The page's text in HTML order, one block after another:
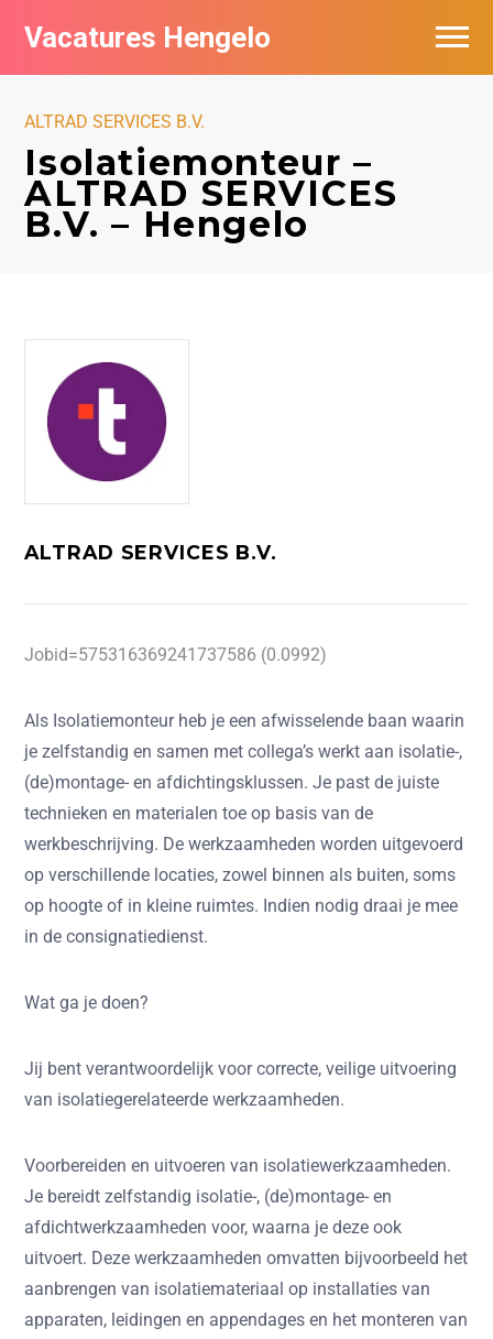
Vacatures Hengelo
ALTRAD SERVICES B.V.
Isolatiemonteur –
ALTRAD SERVICES
B.V. – Hengelo
ALTRAD SERVICES B.V.
Jobid=575316369241737586 (0.0992)
Als Isolatiemonteurheb je een afwisselende baan waarin
je zelfstandig en samen met collega’s werkt aan isolatie-,
(de)montage- en afdichtingsklussen. Je past de juiste
technieken en materialen toe op basis van de
werkbeschrijving. De werkzaamheden worden uitgevoerd
op verschillende locaties, zowel binnen als buiten, soms
op hoogte of in kleine ruimtes. Indien nodig draai je mee
in de consignatiedienst.
Wat ga je doen?
Jij bent verantwoordelijk voor correcte, veilige uitvoering
van isolatiegerelateerde werkzaamheden.
Voorbereiden en uitvoeren van isolatiewerkzaamheden.
Je bereidt zelfstandig isolatie-, (de)montage- en
afdichtwerkzaamheden voor, waarna je deze ook
uitvoert. Deze werkzaamheden omvatten bijvoorbeeld het
aanbrengen van isolatiemateriaal op installaties van
apparaten, leidingen en appendages en het monteren van
Vacatures per bedrijf in Hengelo
Nieuwsbrief feed